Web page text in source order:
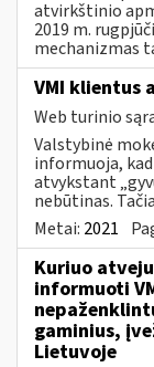
atvirkštinio
2019 m.
mechanizmas
VMI klientus
Web turinio
Valstybinė
informuoja,
atvykstant
nebūtinas.
Metai: 2021
Kuriuo atveju
informuoti
gaminius,
Lietuvoje